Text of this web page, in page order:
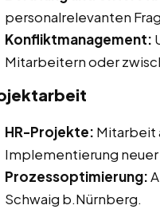
personalrelevanten
Konfliktmanagement:
Mitarbeitern oder
HR-Projekte: Mitarbeit
Implementierung
Prozessoptimierung:
Schwaig b.Nürnberg.